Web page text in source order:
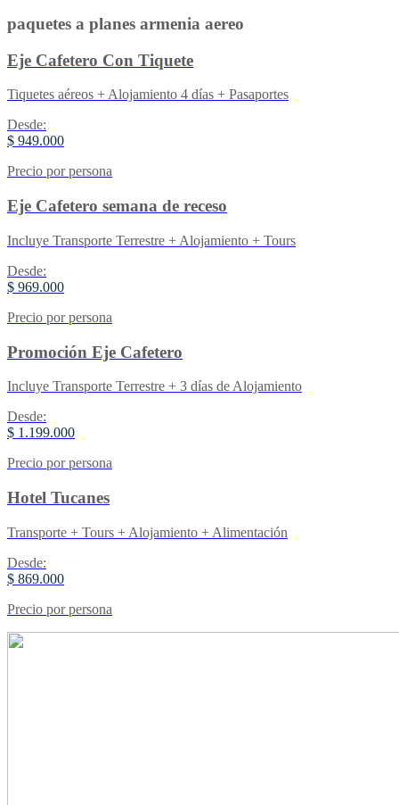
paquetes a planes armenia aereo
Eje Cafetero Con Tiquete
Tiquetes aéreos + Alojamiento 4 días + Pasaportes
Desde:
$ 949.000
Precio por persona
Eje Cafetero semana de receso
Incluye Transporte Terrestre + Alojamiento + Tours
Desde:
$ 969.000
Precio por persona
Promoción Eje Cafetero
Incluye Transporte Terrestre + 3 días de Alojamiento
Desde:
$ 1.199.000
Precio por persona
Hotel Tucanes
Transporte + Tours + Alojamiento + Alimentación
Desde:
$ 869.000
Precio por persona